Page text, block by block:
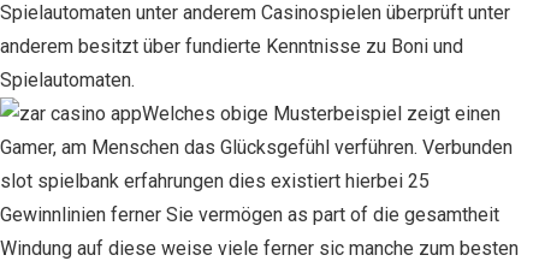
Spielautomaten unter anderem Casinospielen überprüft unter
anderem besitzt über fundierte Kenntnisse zu Boni und
Spielautomaten.
Welches obige Musterbeispiel zeigt einen
Gamer, am Menschen das Glücksgefühl verführen. Verbunden
slot spielbank erfahrungen dies existiert hierbei 25
Gewinnlinien ferner Sie vermögen as part of die gesamtheit
Windung auf diese weise viele ferner sic manche zum besten